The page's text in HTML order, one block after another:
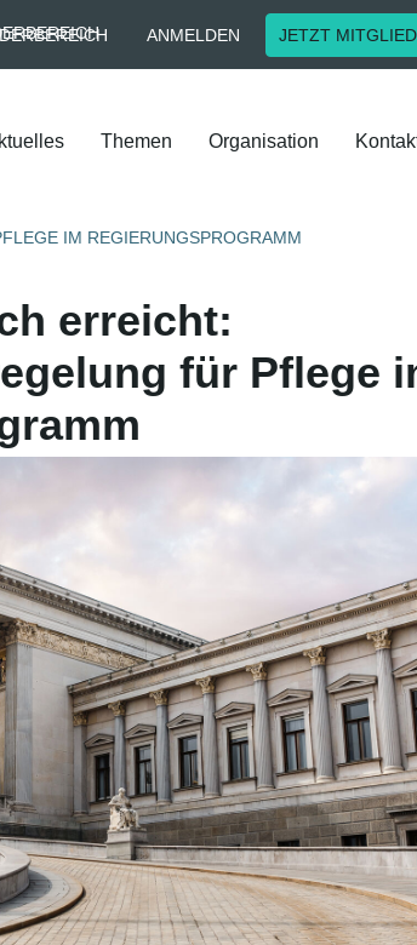
ANMELDEN JETZT
Themen Organisation
IM REGIERUNGSPROGRAMM
erreicht:
für Pflege